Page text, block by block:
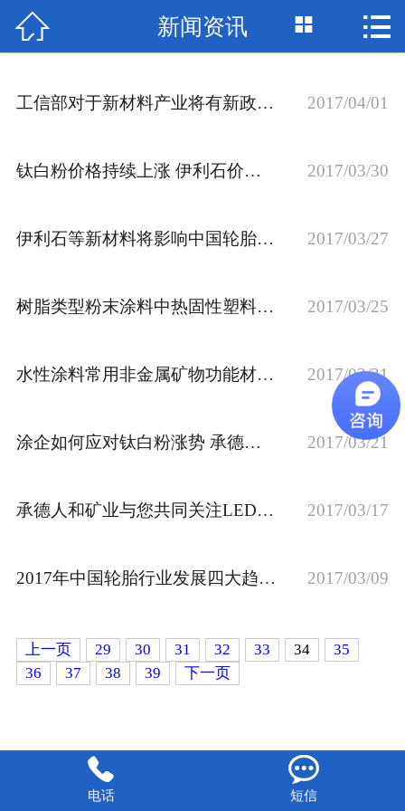
网站首页
技术园地
 新闻资讯  
工信部对于新材料产业将有新政策 承德人和矿业 伊利石 2017/04/01
钛白粉价格持续上涨 伊利石价格上涨还远吗？ 承德人和矿业有限责任公司 2017/03/30
伊利石等新材料将影响中国轮胎行业发展 承德人和矿业 2017/03/27
树脂类型粉末涂料中热固性塑料拔得头筹 承德人和矿业 伊利石 2017/03/25
水性涂料常用非金属矿物功能材料 承德人和矿业 2017/03/21
涂企如何应对钛白粉涨势 承德人和矿业 2017/03/21
承德人和矿业与您共同关注LED灯频闪问题 2017/03/17
2017年中国轮胎行业发展四大趋势 承德人和矿业 2017/03/09
上一页 29 30 31 32 33 34
35
36
37 38 39 下一页

电话

短信